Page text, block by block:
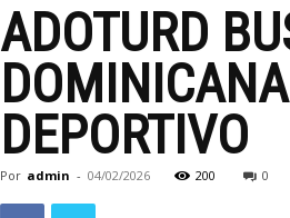
ADOTURD
DEPORTIVO
Por admin - 04/02/2026 200 0